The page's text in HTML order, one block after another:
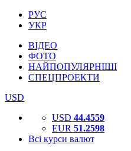
РУС
УКР
ВІДЕО
ФОТО
НАЙПОПУЛЯРНІШІ
СПЕЦПРОЕКТИ
USD
USD 44.4559
EUR 51.2598
Всі курси валют